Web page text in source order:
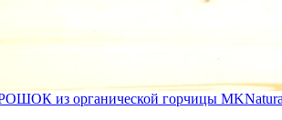
из органической горчицы